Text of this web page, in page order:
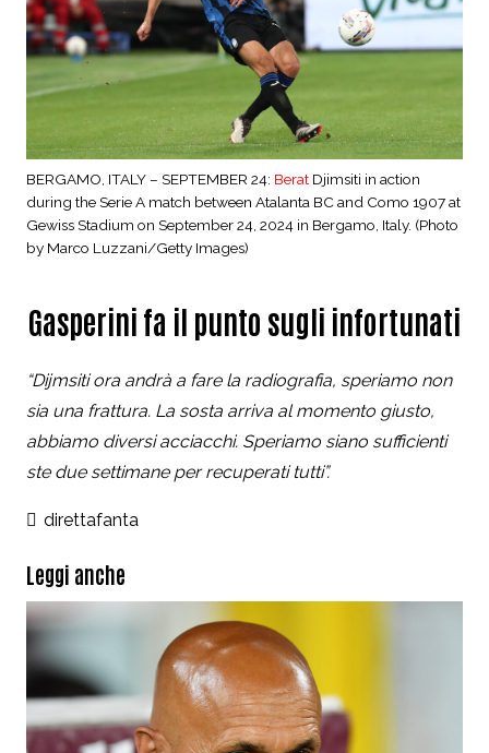
BERGAMO, ITALY – SEPTEMBER 24: Berat Djimsiti in action
during the Serie A match between Atalanta BC and Como 1907 at
Gewiss Stadium on September 24, 2024 in Bergamo, Italy. (Photo
by Marco Luzzani/Getty Images)
Gasperini fa il punto sugli infortunati
“Dijmsiti ora andrà a fare la radiografia, speriamo non
sia una frattura. La sosta arriva al momento giusto,
abbiamo diversi acciacchi. Speriamo siano sufficienti
ste due settimane per recuperati tutti”.
direttafanta
Leggi anche